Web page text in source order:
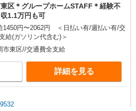
区＊グループホームSTAFF＊経験不
1.1万円も可
1450円〜2062円 ＜日払い有/週払い有/交
給(ガソリン代含む)＞
市東区//交通費全支給
詳細を見る